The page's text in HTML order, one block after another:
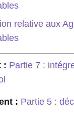
relative aux
: Partie 7 :
: Partie 5 :